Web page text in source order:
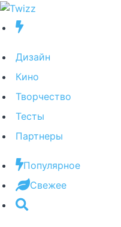
Дизайн
Кино
Творчество
Тесты
Партнеры
Популярное
Свежее